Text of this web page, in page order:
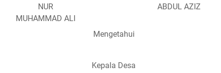
NUR
MUHAMMAD ALI
ABDUL AZIZ
Mengetahui
Kepala Desa